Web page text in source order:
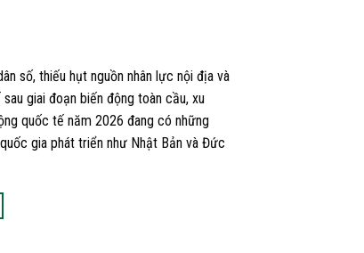
số, thiếu hụt nguồn nhân lực nội địa và
giai đoạn biến động toàn cầu, xu
quốc tế năm 2026 đang có những
gia phát triển như Nhật Bản và Đức